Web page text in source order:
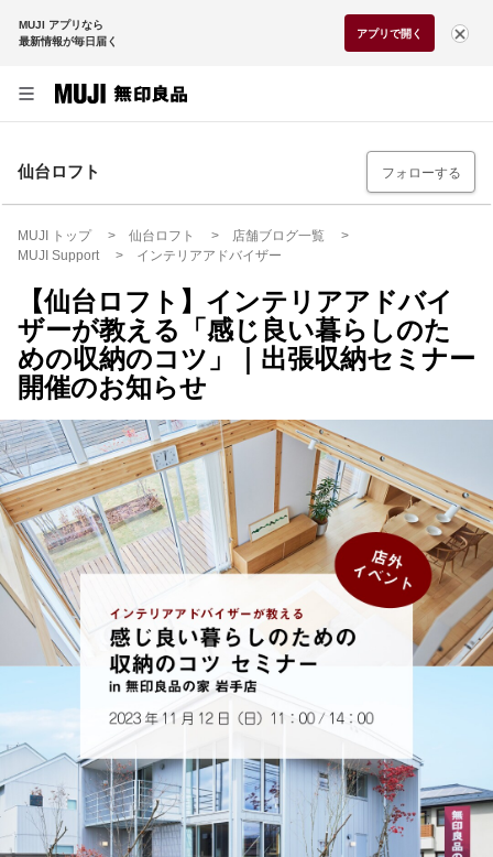
MUJI アプリなら
最新情報が毎日届く
アプリで開く
仙台ロフト フォローする
MUJI トップ 仙台ロフト
店舗ブログ一覧
MUJI Support
インテリアアドバイザー
【仙台ロフト】インテリアアドバイ
ザーが教える「感じ良い暮らしのた
めの収納のコツ」｜出張収納セミナー
開催のお知らせ